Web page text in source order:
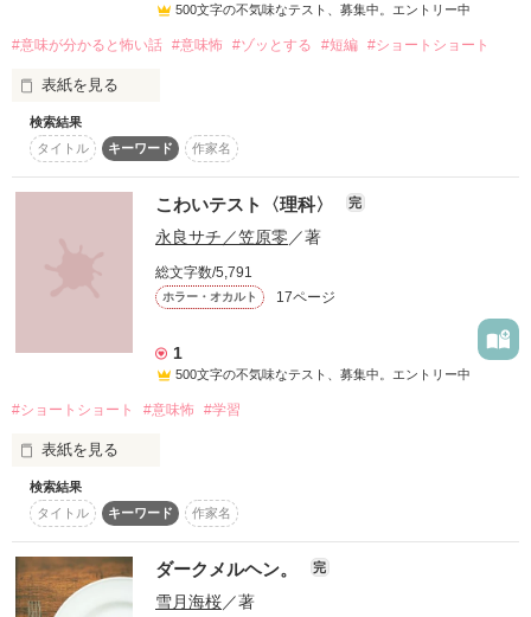
そこにいるはずのない誰か。
信じていた人の隠された悪意。
愛や優しさの形をして近づいてくる、逃げ場のない恐怖。
わけでもありません。ただ、いつもの部屋、いつもの画面、い
つもの声の中に、小さな違和感がひとつ混ざるだけです。
読み終えたあと、スマホの画面や部屋の隅、背後の気配が少し
だけ気になってしまったなら、この短編集はきっと成功です。
どうぞ、振り返らずにお読みください。
500文字の不気味なテスト、募集中。エントリー中
#意味が分かると怖い話 #意味怖 #ゾッとする #短編 #ショートショート
表紙を見る
この問題用紙は、あなたのクラスにだけ配られました。
絶対に、あなたの名前は書かないでください。
当たり前の顔をして、しれっとあなたの世界に入りこんでいる
知れば知るほど、不気味な世界です。
さあ、はじめましょう。
途中で怖くなっても、答案用紙を伏せてはいけません。
ん……。
それでは、不気味なテストをはじめます。
検索結果
タイトル
キーワード 作家名
こわいテスト〈理科〉 完
永良サチ／笠原零 ／著
総文字数/5,791
ホラー・オカルト 17ページ
1
500文字の不気味なテスト、募集中。エントリー中
#ショートショート #意味怖 #学習
表紙を見る
こ
わ
い
テ
検索結果
タイトル
キーワード 作家名
ダークメルヘン。 完
雪月海桜／著